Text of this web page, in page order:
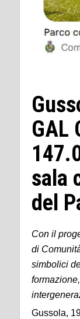
GAL
sala
del
Con il
di
simbolici
Gussola,